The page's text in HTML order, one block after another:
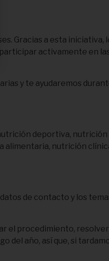
Gracias a esta iniciativa,
activamente en
y te ayudaremos
deportiva, nutrición
alimentaria, nutrición
de contacto y los
el procedimiento, resolver
del año, así que, si